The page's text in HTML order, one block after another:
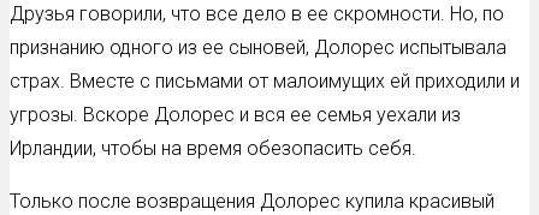
Друзья говорили, что все дело в ее скромности. Но, по
признанию одного из ее сыновей, Долорес испытывала
страх. Вместе с письмами от малоимущих ей приходили и
угрозы. Вскоре Долорес и вся ее семья уехали из
Ирландии, чтобы на время обезопасить себя.
Только после возвращения Долорес купила красивый